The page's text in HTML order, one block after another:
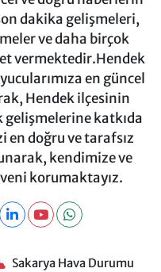
dakika gelişmeleri,
ve daha birçok
vermektedir.Hendek
en güncel
Hendek ilçesinin
katkıda
doğru ve tarafsız
kendimize ve
korumaktayız.
Sakarya Hava Durumu